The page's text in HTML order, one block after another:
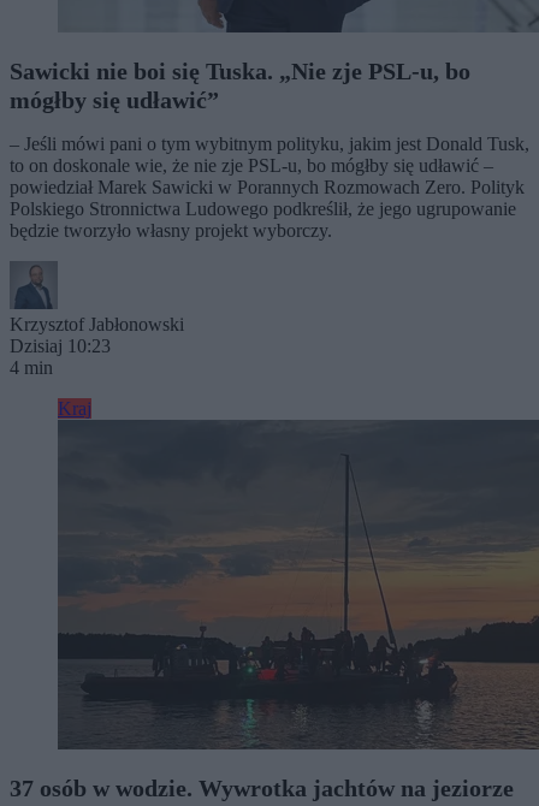
Sawicki nie boi się Tuska. „Nie zje PSL-u, bo
mógłby się udławić”
– Jeśli mówi pani o tym wybitnym polityku, jakim jest Donald Tusk,
to on doskonale wie, że nie zje PSL-u, bo mógłby się udławić –
powiedział Marek Sawicki w Porannych Rozmowach Zero. Polityk
Polskiego Stronnictwa Ludowego podkreślił, że jego ugrupowanie
będzie tworzyło własny projekt wyborczy.
Krzysztof Jabłonowski
Dzisiaj 10:23
4 min
Kraj
37 osób w wodzie. Wywrotka jachtów na jeziorze